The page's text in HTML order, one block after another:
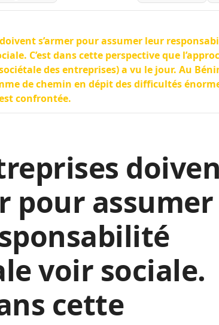
s’armer pour assumer leur
C’est dans cette perspective que
des entreprises) a vu le jour. Au
de chemin en dépit des difficultés
confrontée.
pour assumer
voir sociale.
cette